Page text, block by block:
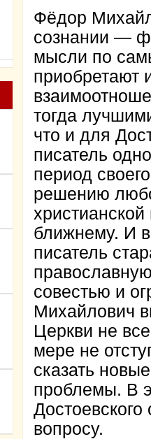
Фёдор
сознании —
мысли по
приобретают
тогда
что и для
писатель
период
решению
ближнему. И
писатель
совестью и
Михайлович
Церкви не
мере не
сказать
проблемы. В
вопросу.